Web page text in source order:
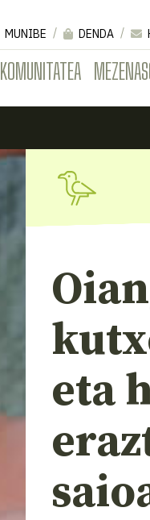
KOMUNITATEA
MUNIBE DENDA
eta